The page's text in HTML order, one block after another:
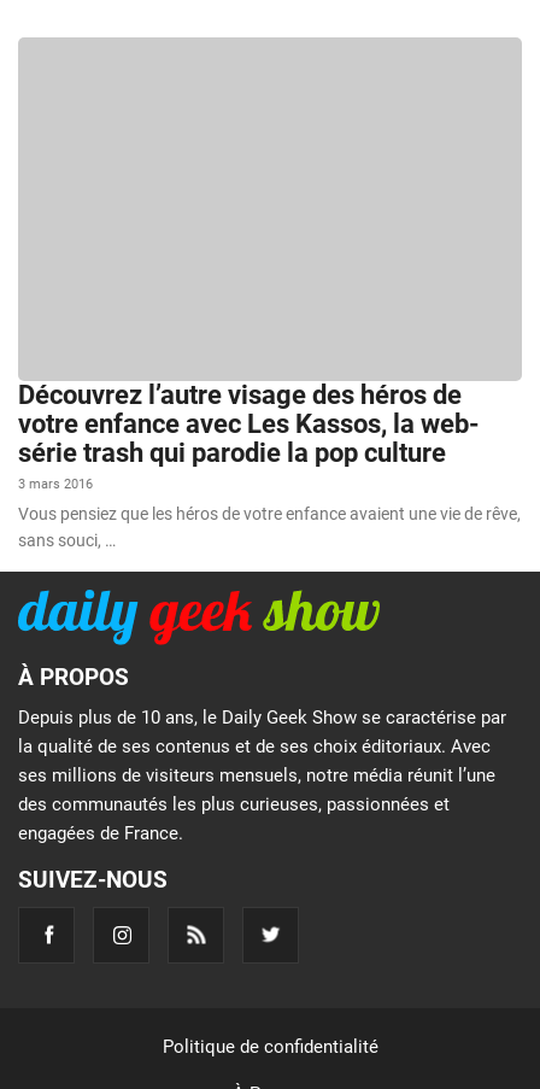
Découvrez l’autre visage des héros de
votre enfance avec Les Kassos, la web-
série trash qui parodie la pop culture
3 mars 2016
Vous pensiez que les héros de votre enfance avaient une vie de rêve,
sans souci, …
À PROPOS
Depuis plus de 10 ans, le Daily Geek Show se caractérise par
la qualité de ses contenus et de ses choix éditoriaux. Avec
ses millions de visiteurs mensuels, notre média réunit l’une
des communautés les plus curieuses, passionnées et
engagées de France.
SUIVEZ-NOUS
Politique de confidentialité